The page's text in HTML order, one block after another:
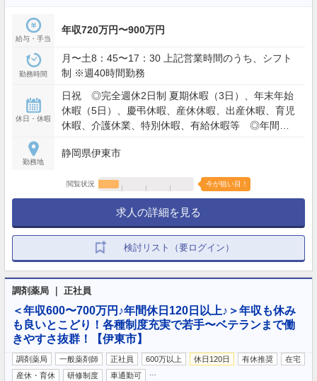
給与・手当
年収720万円〜900万円
勤務時間
月〜土8：45〜17：30 上記営業時間のうち、シフト
制 ※週40時間勤務
休日・休暇
日祝 ◎完全週休2日制 夏期休暇（3日）、年末年始
休暇（5日）、慶弔休暇、産休休暇、出産休暇、育児
休暇、介護休業、特別休暇、有給休暇等 ◎年間休
勤務地
静岡県伊東市
閲覧状況 今が狙い目！
求人の詳細を見る
検討リスト（要ログイン）
調剤薬局 ｜ 正社員
＜年収600〜700万円♪年間休日120日以上♪＞年収も休み
も良いとこどり！各種制度充実で若手〜ベテランまで働
きやすさ抜群！【伊東市】
調剤薬局 一般薬剤師 正社員 600万以上 休日120日 有休推奨
在宅
産休・育休
研修制度 車通勤可